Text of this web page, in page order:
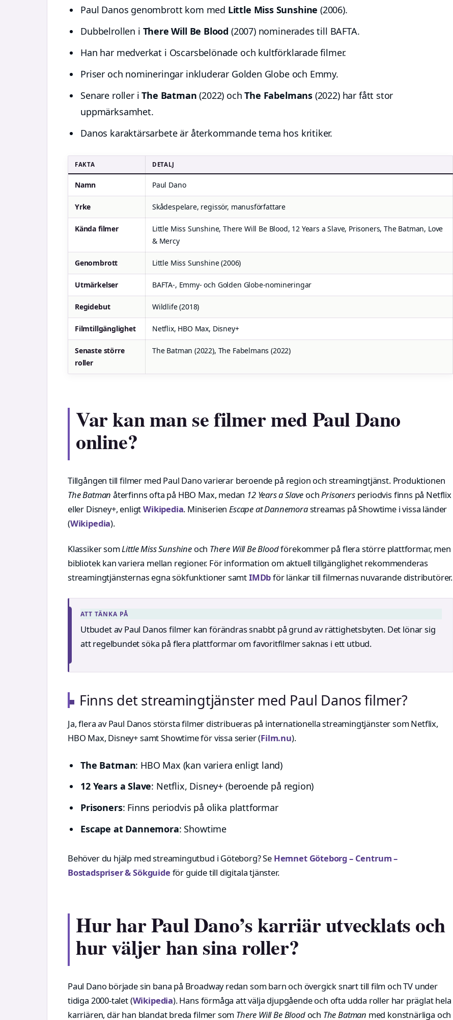
Paul Danos genombrott kom med Little Miss Sunshine (2006).
Dubbelrollen i There Will Be Blood (2007) nominerades till BAFTA.
Han har medverkat i Oscarsbelönade och kultförklarade filmer.
Priser och nomineringar inkluderar Golden Globe och Emmy.
Senare roller iThe Batman (2022) ochThe Fabelmans (2022) har fått stor
uppmärksamhet.
Danos karaktärsarbete är återkommande tema hos kritiker.
FAKTA DETALJ
Namn Paul Dano
Yrke Skådespelare, regissör, manusförfattare
Kända filmer
Little Miss Sunshine, There Will Be Blood, 12 Years a Slave, Prisoners, The Batman, Love
& Mercy
Genombrott Little Miss Sunshine (2006)
Utmärkelser BAFTA-, Emmy- och Golden Globe-nomineringar
Regidebut Wildlife (2018)
Filmtillgänglighet Netflix, HBO Max, Disney+
Senaste större
roller
The Batman (2022), The Fabelmans (2022)
Var kan man se filmer med Paul Dano
online?
Tillgången till filmer med Paul Dano varierar beroende på region och streamingtjänst. Produktionen
The Batman återfinns ofta på HBO Max, medan 12 Years a Slave ochPrisonersperiodvis finns på Netflix
eller Disney+, enligtWikipedia. MiniserienEscape at Dannemorastreamas på Showtime i vissa länder
(Wikipedia).
Klassiker somLittle Miss Sunshineoch There Will Be Bloodförekommer på flera större plattformar, men
bibliotek kan variera mellan regioner. För information om aktuell tillgänglighet rekommenderas
streamingtjänsternas egna sökfunktioner samtIMDbför länkar till filmernas nuvarande distributörer.
ATT TÄNKA PÅ
Utbudet av Paul Danos filmer kan förändras snabbt på grund av rättighetsbyten. Det lönar sig
att regelbundet söka på flera plattformar om favoritfilmer saknas i ett utbud.
Finns det streamingtjänster med Paul Danos filmer?
Ja, flera av Paul Danos största filmer distribueras på internationella streamingtjänster som Netflix,
HBO Max, Disney+ samt Showtime för vissa serier (Film.nu).
The Batman: HBO Max (kan variera enligt land)
12 Years a Slave: Netflix, Disney+ (beroende på region)
Prisoners: Finns periodvis på olika plattformar
Escape at Dannemora: Showtime
Behöver du hjälp med streamingutbud i Göteborg? Se Hemnet Göteborg – Centrum –
Bostadspriser & Sökguide för guide till digitala tjänster.
Hur har Paul Dano’s karriär utvecklats och
hur väljer han sina roller?
Paul Dano började sin bana på Broadway redan som barn och övergick snart till film och TV under
tidiga 2000-talet (Wikipedia). Hans förmåga att välja djupgående och ofta udda roller har präglat hela
karriären, där han blandat breda filmer som There Will Be Bloodoch The Batman med konstnärliga och